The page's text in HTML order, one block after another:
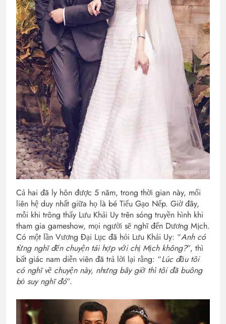
Cả hai đã ly hôn được 5 năm, trong thời gian này, mối
liên hệ duy nhất giữa họ là bé Tiểu Gạo Nếp. Giờ đây,
mỗi khi trông thấy Lưu Khải Uy trên sóng truyền hình khi
tham gia gameshow, mọi người sẽ nghĩ đến Dương Mịch.
Có một lần Vương Đại Lục đã hỏi Lưu Khải Uy: “Anh có
từng nghĩ đến chuyện tái hợp với chị Mịch không?”, thì
bất giác nam diễn viên đã trả lời lại rằng: “Lúc đầu tôi
có nghĩ về chuyện này, nhưng bây giờ thì tôi đã buông
bỏ suy nghĩ đó”.